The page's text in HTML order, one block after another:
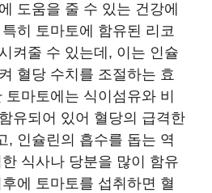
도움을 줄 수 있는 건강에
히 토마토에 함유된 리코
켜줄 수 있는데, 이는 인슐
혈당 수치를 조절하는 효
마토에는 식이섬유와 비
유되어 있어 혈당의 급격한
, 인슐린의 흡수를 돕는 역
식사나 당분을 많이 함유
에 토마토를 섭취하면 혈